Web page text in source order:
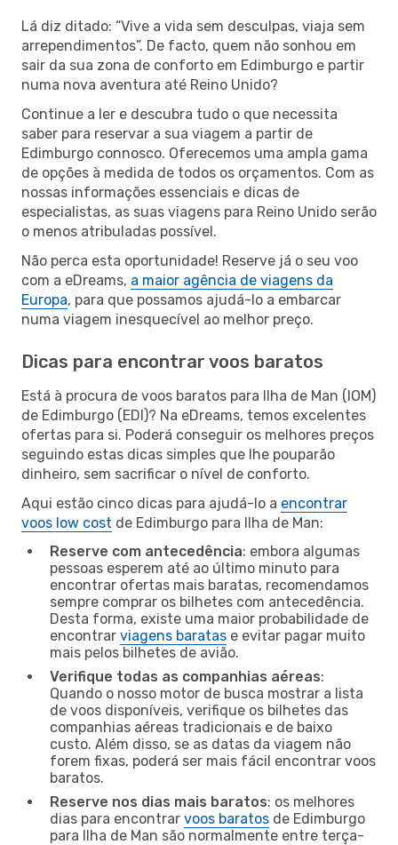
Lá diz ditado: “Vive a vida sem desculpas, viaja sem
arrependimentos”. De facto, quem não sonhou em
sair da sua zona de conforto em Edimburgo e partir
numa nova aventura até Reino Unido?
Continue a ler e descubra tudo o que necessita
saber para reservar a sua viagem a partir de
Edimburgo connosco. Oferecemos uma ampla gama
de opções à medida de todos os orçamentos. Com as
nossas informações essenciais e dicas de
especialistas, as suas viagens para Reino Unido serão
o menos atribuladas possível.
Não perca esta oportunidade! Reserve já o seu voo
com a eDreams, a maior agência de viagens da
Europa, para que possamos ajudá-lo a embarcar
numa viagem inesquecível ao melhor preço.
Dicas para encontrar voos baratos
Está à procura de voos baratos para Ilha de Man (IOM)
de Edimburgo (EDI)? Na eDreams, temos excelentes
ofertas para si. Poderá conseguir os melhores preços
seguindo estas dicas simples que lhe pouparão
dinheiro, sem sacrificar o nível de conforto.
Aqui estão cinco dicas para ajudá-lo a encontrar
voos low cost de Edimburgo para Ilha de Man:
Reserve com antecedência: embora algumas
pessoas esperem até ao último minuto para
encontrar ofertas mais baratas, recomendamos
sempre comprar os bilhetes com antecedência.
Desta forma, existe uma maior probabilidade de
encontrar viagens baratas e evitar pagar muito
mais pelos bilhetes de avião.
Verifique todas as companhias aéreas:
Quando o nosso motor de busca mostrar a lista
de voos disponíveis, verifique os bilhetes das
companhias aéreas tradicionais e de baixo
custo. Além disso, se as datas da viagem não
forem fixas, poderá ser mais fácil encontrar voos
baratos.
Reserve nos dias mais baratos: os melhores
dias para encontrar voos baratos de Edimburgo
para Ilha de Man são normalmente entre terça-